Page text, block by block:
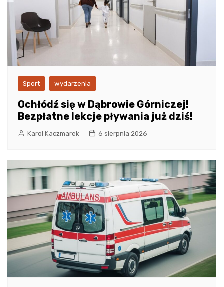
Sport wydarzenia
Ochłódź się w Dąbrowie Górniczej!
Bezpłatne lekcje pływania już dziś!
Karol Kaczmarek 6 sierpnia 2026